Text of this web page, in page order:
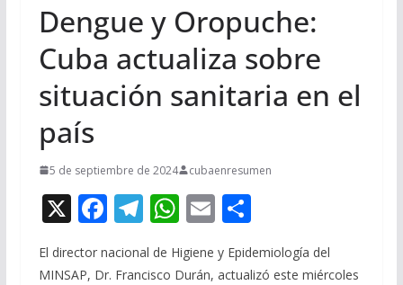
Dengue y Oropuche:
Cuba actualiza sobre
situación sanitaria en el
país
5 de septiembre de 2024 cubaenresumen
X F
e
T
el
e
W
at
E
ai
C
o
m
El director nacional de Higiene y Epidemiología del
MINSAP, Dr. Francisco Durán, actualizó este miércoles